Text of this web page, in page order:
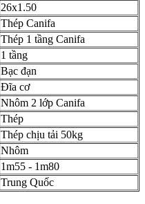
26x1.50
Thép Canifa
Thép 1 tầng Canifa
1 tầng
Bạc đạn
Đĩa cơ
Nhôm 2 lớp Canifa
Thép
Thép chịu tải 50kg
Nhôm
1m55 - 1m80
Trung Quốc